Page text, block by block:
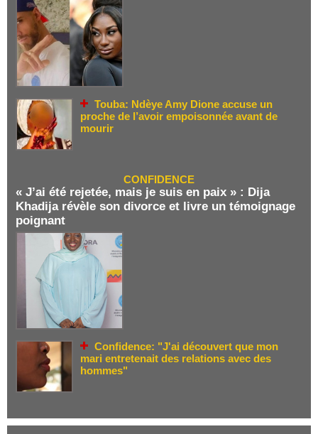
Touba: Ndèye Amy Dione accuse un
proche de l’avoir empoisonnée avant de
mourir
CONFIDENCE
« J’ai été rejetée, mais je suis en paix » : Dija
Khadija révèle son divorce et livre un témoignage
poignant
Confidence: "J'ai découvert que mon
mari entretenait des relations avec des
hommes"